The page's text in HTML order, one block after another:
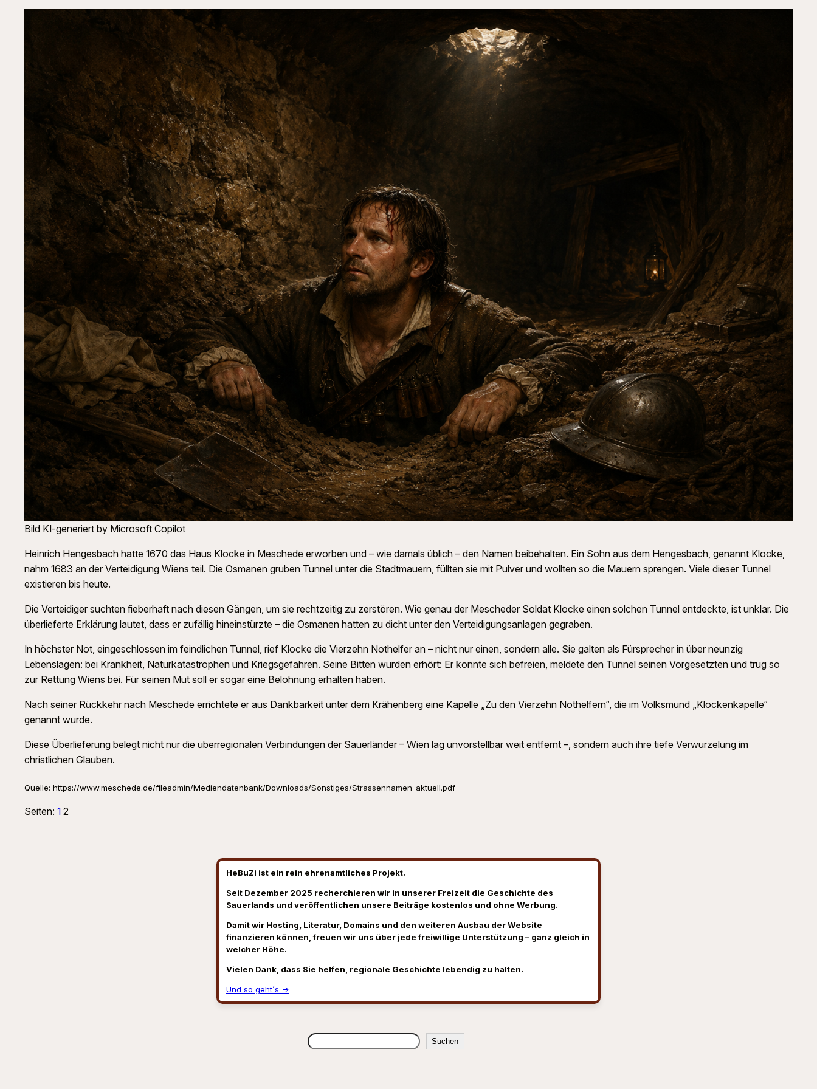
Bild KI-generiert by Microsoft Copilot
Heinrich Hengesbach hatte 1670 das Haus Klocke in Meschede erworben und – wie damals üblich – den Namen beibehalten. Ein Sohn aus dem Hengesbach, genannt Klocke,
nahm 1683 an der Verteidigung Wiens teil. Die Osmanen gruben Tunnel unter die Stadtmauern, füllten sie mit Pulver und wollten so die Mauern sprengen. Viele dieser Tunnel
existieren bis heute.
Die Verteidiger suchten fieberhaft nach diesen Gängen, um sie rechtzeitig zu zerstören. Wie genau der Mescheder Soldat Klocke einen solchen Tunnel entdeckte, ist unklar. Die
überlieferte Erklärung lautet, dass er zufällig hineinstürzte – die Osmanen hatten zu dicht unter den Verteidigungsanlagen gegraben.
In höchster Not, eingeschlossen im feindlichen Tunnel, rief Klocke die Vierzehn Nothelfer an – nicht nur einen, sondern alle. Sie galten als Fürsprecher in über neunzig
Lebenslagen: bei Krankheit, Naturkatastrophen und Kriegsgefahren. Seine Bitten wurden erhört: Er konnte sich befreien, meldete den Tunnel seinen Vorgesetzten und trug so
zur Rettung Wiens bei. Für seinen Mut soll er sogar eine Belohnung erhalten haben.
Nach seiner Rückkehr nach Meschede errichtete er aus Dankbarkeit unter dem Krähenberg eine Kapelle „Zu den Vierzehn Nothelfern“, die im Volksmund „Klockenkapelle“
genannt wurde.
Diese Überlieferung belegt nicht nur die überregionalen Verbindungen der Sauerländer – Wien lag unvorstellbar weit entfernt –, sondern auch ihre tiefe Verwurzelung im
christlichen Glauben.
Quelle: https://www.meschede.de/fileadmin/Mediendatenbank/Downloads/Sonstiges/Strassennamen_aktuell.pdf
Seiten: 1 2
HeBuZi ist ein rein ehrenamtliches Projekt.
Seit Dezember 2025 recherchieren wir in unserer Freizeit die Geschichte des
Sauerlands und veröffentlichen unsere Beiträge kostenlos und ohne Werbung.
Damit wir Hosting, Literatur, Domains und den weiteren Ausbau der Website
finanzieren können, freuen wir uns über jede freiwillige Unterstützung – ganz gleich in
welcher Höhe.
Vielen Dank, dass Sie helfen, regionale Geschichte lebendig zu halten.
Und so geht´s →
Suchen